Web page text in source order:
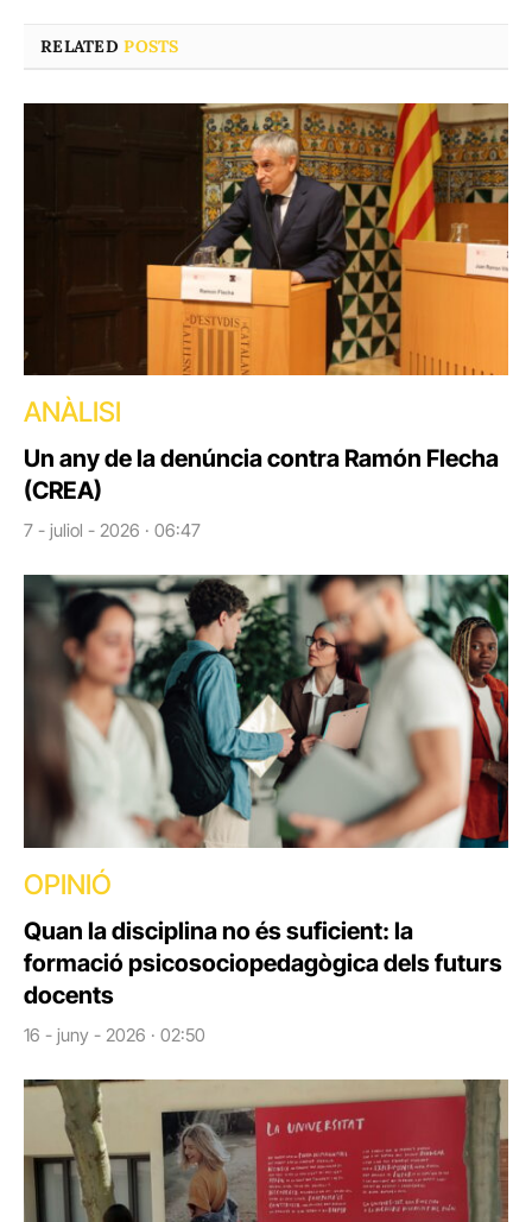
RELATEDPOSTS
ANÀLISI
Un any de la denúncia contra Ramón Flecha
(CREA)
7 - juliol - 2026 · 06:47
OPINIÓ
Quan la disciplina no és suficient: la
formació psicosociopedagògica dels futurs
docents
16 - juny - 2026 · 02:50